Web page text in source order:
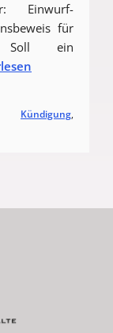
Einwurf-
für
Soll ein
Kündigung